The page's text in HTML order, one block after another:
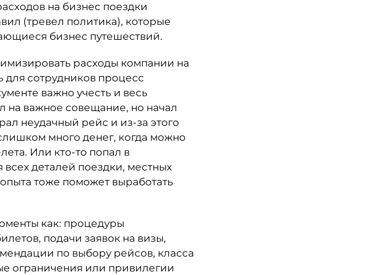
на бизнес поездки
(тревел политика), которые
бизнес путешествий.
расходы компании на
для сотрудников процесс
важно учесть и весь
на важное совещание, но начал
неудачный рейс и из-за этого
много денег, когда можно
Или кто-то попал в
деталей поездки, местных
тоже поможет выработать
как: процедуры
подачи заявок на визы,
по выбору рейсов, класса
ограничения или привилегии